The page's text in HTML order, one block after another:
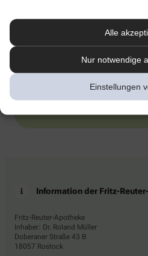
Alle
Nur notwendige
Einstellungen
Datenverarbeitung finden sich in
AHD.
31.12.2026. Mindestbestellwert:
gesamte Sortiment,
Information der Fritz-
Fritz-Reuter-Apotheke
Inhaber: Dr. Roland Müller
Doberaner Straße 43 B
18057 Rostock